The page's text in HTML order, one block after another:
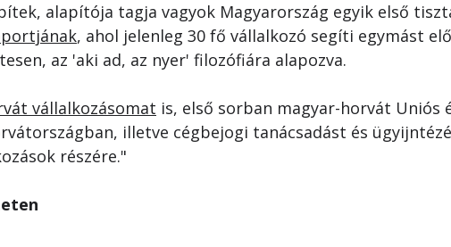
alapítója tagja vagyok Magyarország egyik első
, ahol jelenleg 30 fő vállalkozó segíti egymást
az 'aki ad, az nyer' filozófiára alapozva.
vállalkozásomat is, első sorban magyar-horvát Uniós
illetve cégbejogi tanácsadást és
részére."